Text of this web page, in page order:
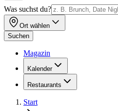
Was suchst du?
Ort wählen
Suchen
Magazin
Kalender
Restaurants
Start